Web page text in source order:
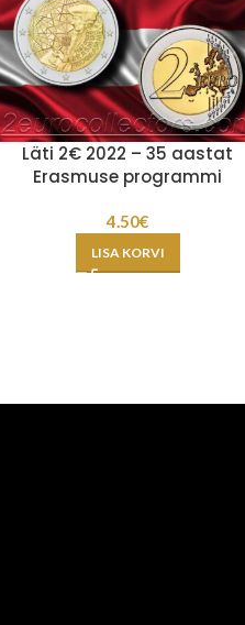
Läti 2€ 2022 – 35 aastat
Erasmuse programmi
4.50€
LISA KORVI